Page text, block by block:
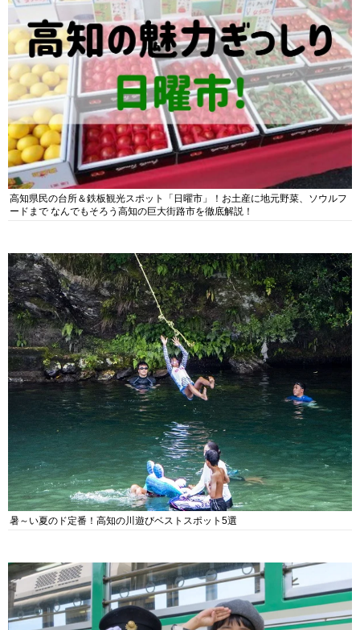
高知県民の台所＆鉄板観光スポット「日曜市」！お土産に地元野菜、ソウルフ
ードまで なんでもそろう高知の巨大街路市を徹底解説！
暑～い夏のド定番！高知の川遊びベストスポット5選